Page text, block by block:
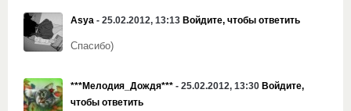
Asya - 25.02.2012, 13:13 Войдите, чтобы ответить
Спасибо)
***Мелодия_Дождя*** - 25.02.2012, 13:30 Войдите,
чтобы ответить